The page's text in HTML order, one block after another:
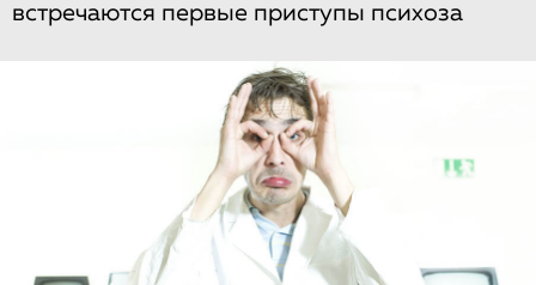
встречаются первые приступы психоза